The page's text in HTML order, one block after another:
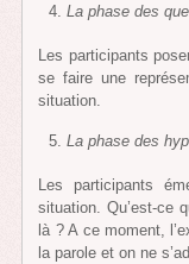
La phase des
Les participants
se faire une
situation.
La phase des
Les participants
situation. Qu’est-ce
là ? A ce moment,
la parole et on ne